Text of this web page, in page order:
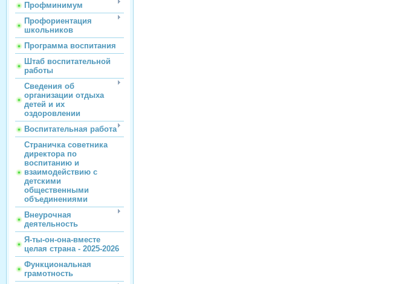
Профминимум
Профориентация
школьников
Программа воспитания
Штаб воспитательной
работы
Сведения об
организации отдыха
детей и их
оздоровлении
Воспитательная работа
Страничка советника
директора по
воспитанию и
взаимодействию с
детскими
общественными
объединениями
Внеурочная
деятельность
Я-ты-он-она-вместе
целая страна - 2025-2026
Функциональная
грамотность